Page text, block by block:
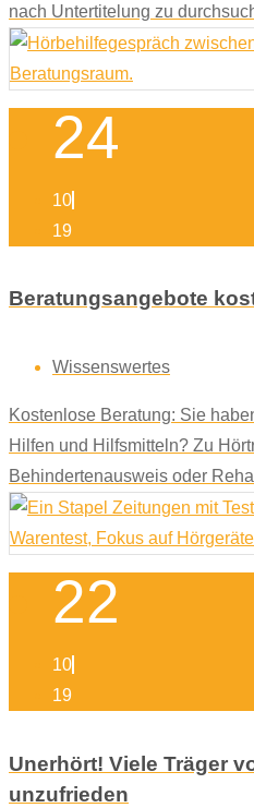
nach Untertitelung zu
24
10
19
Beratungsangebote
Wissenswertes
Kostenlose Beratung: Sie
Hilfen und Hilfsmitteln? Zu
Behindertenausweis oder
22
10
19
Unerhört! Viele Träger
unzufrieden